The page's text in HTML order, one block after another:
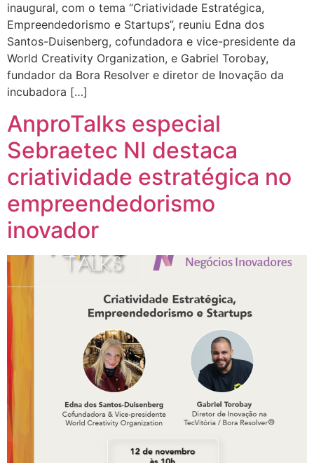
inaugural, com o tema “Criatividade Estratégica,
Empreendedorismo e Startups”, reuniu Edna dos
Santos-Duisenberg, cofundadora e vice-presidente da
World Creativity Organization, e Gabriel Torobay,
fundador da Bora Resolver e diretor de Inovação da
incubadora […]
AnproTalks especial
Sebraetec NI destaca
criatividade estratégica no
empreendedorismo
inovador